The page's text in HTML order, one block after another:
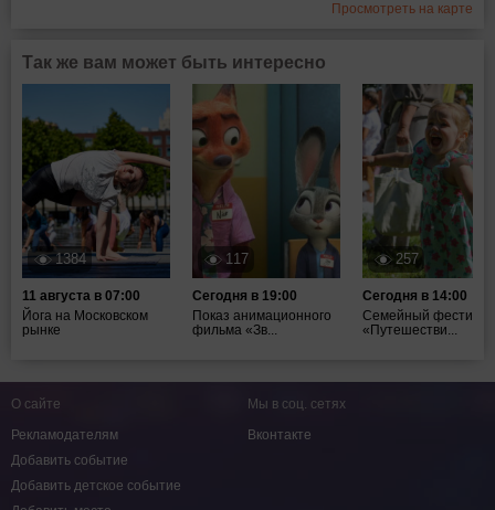
Просмотреть на карте
Так же вам может быть интересно
1384
11 августа в 07:00
Йога на Московском
рынке
117
Сегодня в 19:00
Показ анимационного
фильма «Зв...
257
Сегодня в 14:00
Семейный
«Путешестви...
О сайте
Рекламодателям
Добавить событие
Добавить детское событие
Мы в соц. сетях
Вконтакте